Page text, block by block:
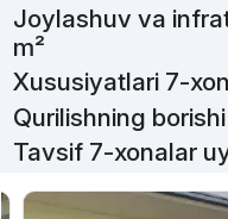
Joylashuv va
m²
Xususiyatlari 7-
Qurilishning
Tavsif 7-xonalar